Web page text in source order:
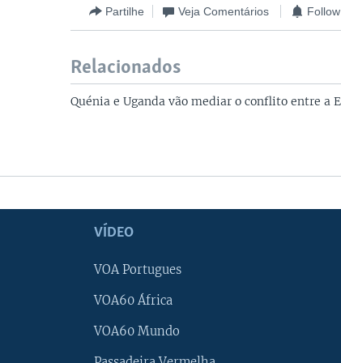
Partilhe Veja Comentários
Relacionados
Quénia e Uganda vão mediar o conflito entre a
VÍDEO
VOA Portugues
VOA60 África
VOA60 Mundo